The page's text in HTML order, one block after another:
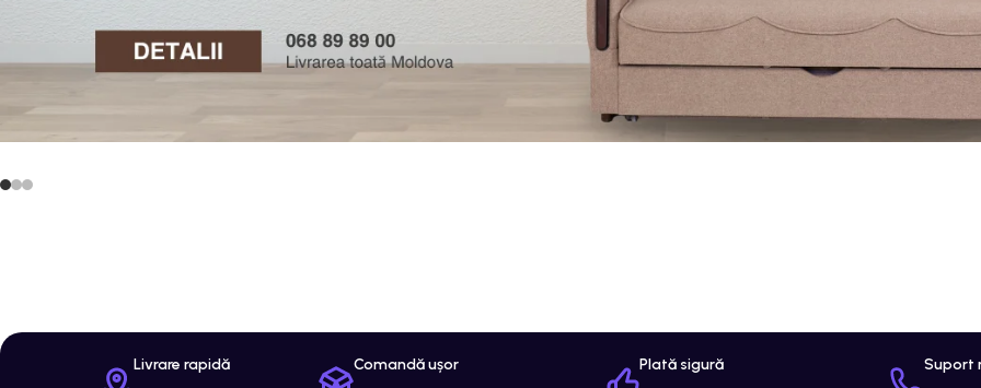
Livrare rapidă Comandă ușor Plată sigură Suport